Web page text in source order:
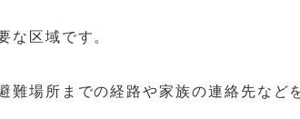
な区域です。
場所までの経路や家族の連絡先な